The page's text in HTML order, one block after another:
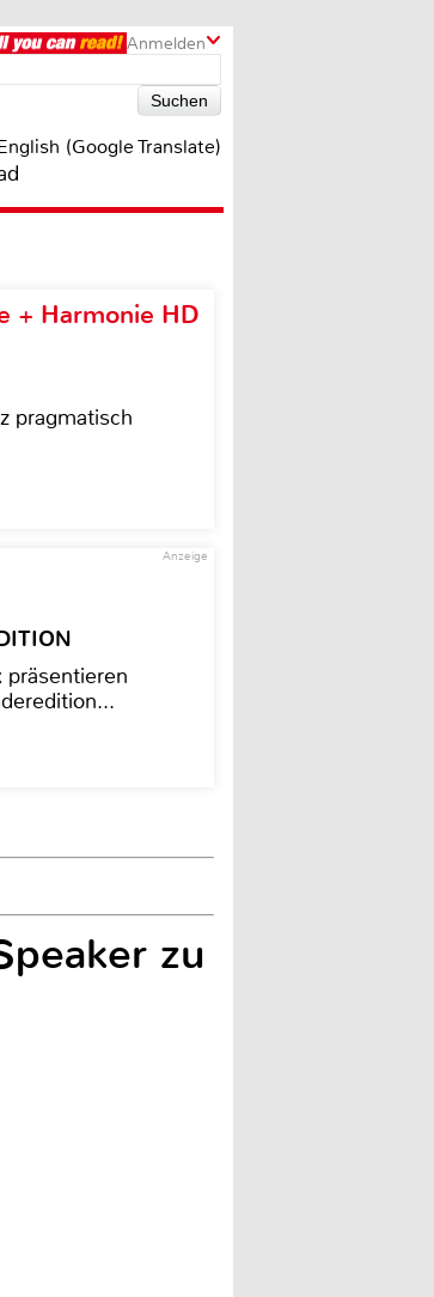
Anmelden
(Google Translate)
+ Harmonie HD
pragmatisch
Anzeige
präsentieren
zu